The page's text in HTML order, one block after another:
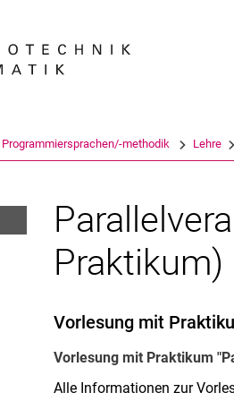
Programmiersprachen/-methodik Lehre
Praktikum)
Vorlesung mit
Vorlesung mit Praktikum
Alle Informationen zur